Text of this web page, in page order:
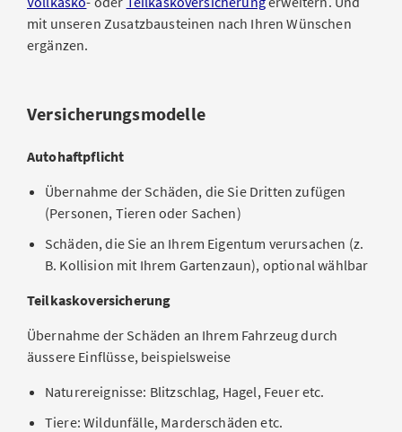
mit unseren Zusatzbausteinen nach Ihren Wünschen
ergänzen.
Versicherungsmodelle
Autohaftpflicht
Übernahme der Schäden, die Sie Dritten zufügen
(Personen, Tieren oder Sachen)
Schäden, die Sie an Ihrem Eigentum verursachen (z.
B. Kollision mit Ihrem Gartenzaun), optional wählbar
Teilkaskoversicherung
Übernahme der Schäden an Ihrem Fahrzeug durch
äussere Einflüsse, beispielsweise
Naturereignisse: Blitzschlag, Hagel, Feuer etc.
Tiere: Wildunfälle, Marderschäden etc.